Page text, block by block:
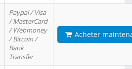
Paypal / Visa
/ MasterCard
/ Webmoney
/ Bitcoin /
Bank
Transfer
Acheter